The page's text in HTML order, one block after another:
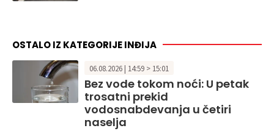
OSTALO IZ KATEGORIJE INĐIJA
06.08.2026 | 14:59 > 15:01
Bez vode tokom noći: U petak
trosatni prekid
vodosnabdevanja u četiri
naselja